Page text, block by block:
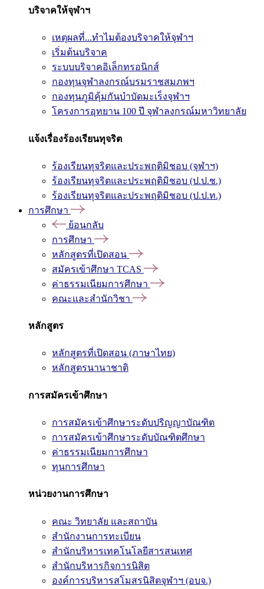
บริจาคให้จุฬาฯ
เหตุผลที่...ทำไมต้องบริจาคให้จุฬาฯ
เริ่มต้นบริจาค
ระบบบริจาคอิเล็กทรอนิกส์
กองทุนจุฬาลงกรณ์บรมราชสมภพฯ
กองทุนภูมิคุ้มกันบำบัดมะเร็งจุฬาฯ
โครงการอุทยาน 100 ปี จุฬาลงกรณ์มหาวิทยาลัย
แจ้งเรื่องร้องเรียนทุจริต
ร้องเรียนทุจริตและประพฤติมิชอบ (จุฬาฯ)
ร้องเรียนทุจริตและประพฤติมิชอบ (ป.ป.ช.)
ร้องเรียนทุจริตและประพฤติมิชอบ (ป.ป.ท.)
การศึกษา
ย้อนกลับ
การศึกษา
หลักสูตรที่เปิดสอน
สมัครเข้าศึกษา TCAS
ค่าธรรมเนียมการศึกษา
คณะและสำนักวิชา
หลักสูตร
หลักสูตรที่เปิดสอน (ภาษาไทย)
หลักสูตรนานาชาติ
การสมัครเข้าศึกษา
การสมัครเข้าศึกษาระดับปริญญาบัณฑิต
การสมัครเข้าศึกษาระดับบัณฑิตศึกษา
ค่าธรรมเนียมการศึกษา
ทุนการศึกษา
หน่วยงานการศึกษา
คณะ วิทยาลัย และสถาบัน
สำนักงานการทะเบียน
สำนักบริหารเทคโนโลยีสารสนเทศ
สำนักบริหารกิจการนิสิต
องค์การบริหารสโมสรนิสิตจุฬาฯ (อบจ.)